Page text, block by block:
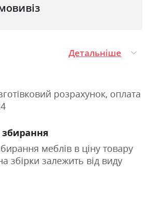
Детальніше
розрахунок, оплата
меблів в ціну товару
збірки залежить від виду